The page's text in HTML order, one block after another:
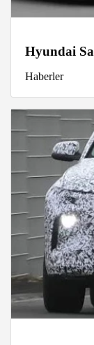
Hyundai
Haberler